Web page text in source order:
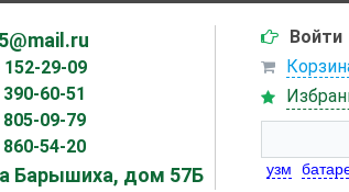
29-09
60-51
09-79
54-20
Барышиха, дом 57Б
Войти
узм